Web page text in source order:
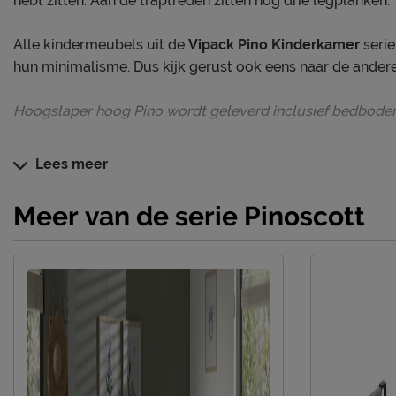
Alle kindermeubels uit de Vipack Pino Kinderkamer
hun minimalisme. Dus kijk gerust ook eens naar de
Hoogslaper hoog Pino wordt geleverd inclusief
Dit kinderbed blinkt uit in
schoonmaakinstructies, evenals de garantie op het
het kopje ‘Goed om te weten’.
Lees meer
Meer van de serie Pinoscott